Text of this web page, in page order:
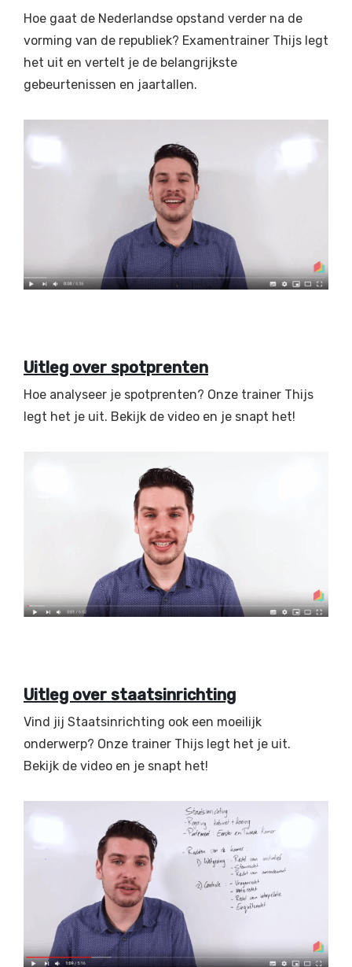
Hoe gaat de Nederlandse opstand verder na de
vorming van de republiek? Examentrainer Thijs legt
het uit en vertelt je de belangrijkste
gebeurtenissen en jaartallen.
Uitleg over spotprenten
Hoe analyseer je spotprenten? Onze trainer Thijs
legt het je uit. Bekijk de video en je snapt het!
Uitleg over staatsinrichting
Vind jij Staatsinrichting ook een moeilijk
onderwerp? Onze trainer Thijs legt het je uit.
Bekijk de video en je snapt het!